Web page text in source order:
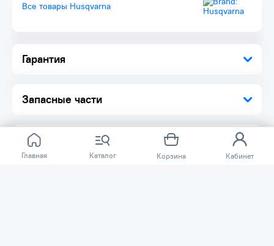
Главная Каталог Корзина Кабинет
Гарантия
Запасные части
Все товары Husqvarna